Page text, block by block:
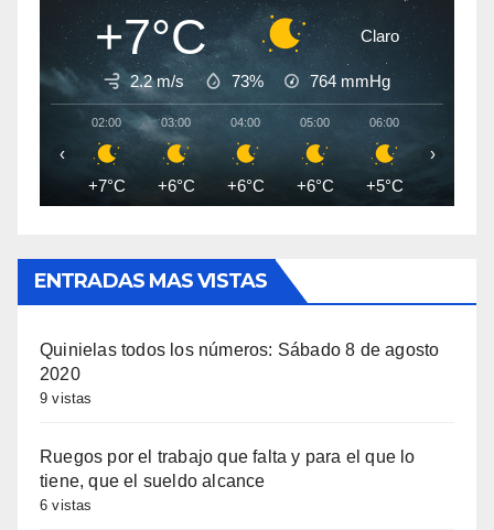
+7°C Claro
2.2 m/s 73% 764 mmHg
02:00
+7°C
03:00
+6°C
04:00
+6°C
05:00
+6°C
06:00
+5°C +5°C
‹ ›
ENTRADAS MAS VISTAS
Quinielas todos los números: Sábado 8 de agosto
2020
9 vistas
Ruegos por el trabajo que falta y para el que lo
tiene, que el sueldo alcance
6 vistas